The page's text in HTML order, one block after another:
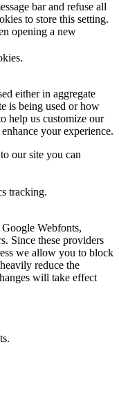
bar and refuse all
to store this setting.
opening a new
either in aggregate
is being used or how
help us customize our
your experience.
our site you can
tracking.
Webfonts,
Since these providers
we allow you to block
reduce the
will take effect